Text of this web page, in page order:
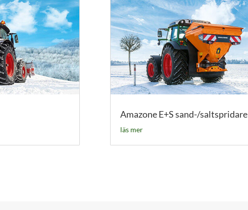
Amazone E+S sand-/saltspridare
läs mer